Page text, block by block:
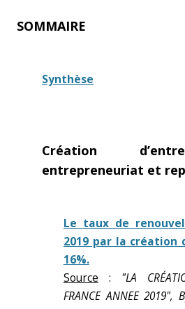
SOMMAIRE
Synthèse
Création
entrepreneuriat et
Le taux de
2019 par la création
16%.
Source : "LA
FRANCE ANNEE